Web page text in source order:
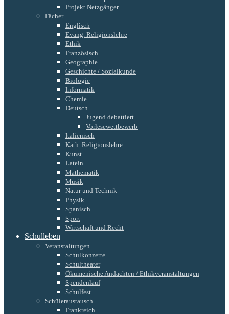
Projekt Netzgänger
Fächer
Englisch
Evang. Religionslehre
Ethik
Französisch
Geographie
Geschichte / Sozialkunde
Biologie
Informatik
Chemie
Deutsch
Jugend debattiert
Vorlesewettbewerb
Italienisch
Kath. Religionslehre
Kunst
Latein
Mathematik
Musik
Natur und Technik
Physik
Spanisch
Sport
Wirtschaft und Recht
Schulleben
Veranstaltungen
Schulkonzerte
Schultheater
Ökumenische Andachten / Ethikveranstaltungen
Spendenlauf
Schulfest
Schüleraustausch
Frankreich